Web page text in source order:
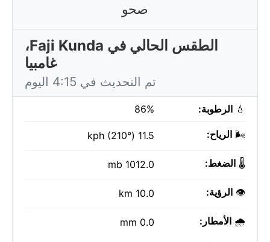
صحو
الطقس الحالي في Faji Kunda،
غامبيا
تم التحديث في 4:15 اليوم
💧 الرطوبة: 86%
🌬️ الرياح: 11.5 kph (210°)
🌡️ الضغط: 1012.0 mb
👁️ الرؤية: 10.0 km
🌧️ الأمطار: 0.0 mm